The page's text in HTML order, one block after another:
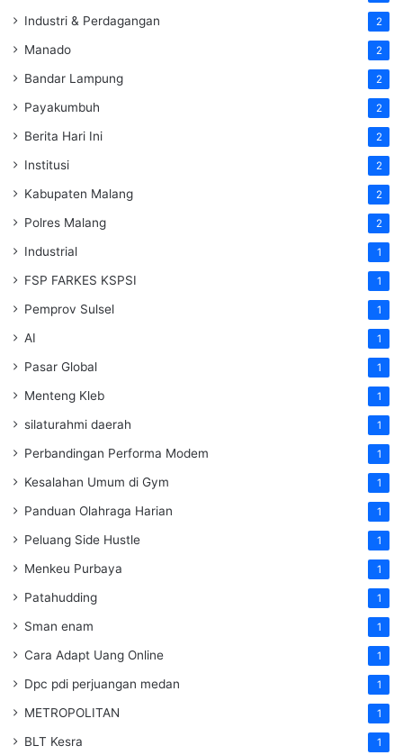
Industri & Perdagangan 2
Manado 2
Bandar Lampung 2
Payakumbuh 2
Berita Hari Ini 2
Institusi 2
Kabupaten Malang 2
Polres Malang 2
Industrial 1
FSP FARKES KSPSI 1
Pemprov Sulsel 1
AI 1
Pasar Global 1
Menteng Kleb 1
silaturahmi daerah 1
Perbandingan Performa Modem 1
Kesalahan Umum di Gym 1
Panduan Olahraga Harian 1
Peluang Side Hustle 1
Menkeu Purbaya 1
Patahudding 1
Sman enam 1
Cara Adapt Uang Online 1
Dpc pdi perjuangan medan 1
METROPOLITAN 1
BLT Kesra 1